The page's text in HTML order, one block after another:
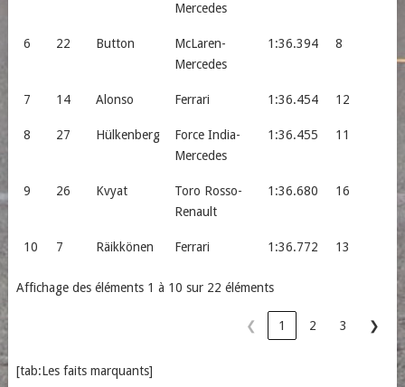
Mercedes
6 22 Button
McLaren-
Mercedes
1:36.394 8
7 14 Alonso Ferrari 1:36.454 12
8 27 Hülkenberg
Force India-
Mercedes
1:36.455 11
9 26 Kvyat
Toro Rosso-
Renault
1:36.680 16
10 7 Räikkönen Ferrari 1:36.772 13
Affichage des éléments 1 à 10 sur 22 éléments
❮ 1 2 3 ❯
[tab:Les faits marquants]